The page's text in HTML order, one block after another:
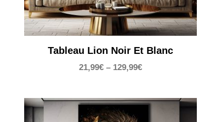
Tableau Lion Noir Et Blanc
21,99€ – 129,99€